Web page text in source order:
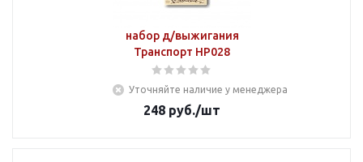
набор д/выжигания
Транспорт НР028
Уточняйте наличие у менеджера
248 руб./шт